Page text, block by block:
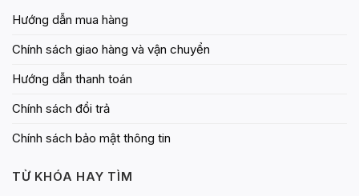
Hướng dẫn mua hàng
Chính sách giao hàng và vận chuyển
Hướng dẫn thanh toán
Chính sách đổi trả
Chính sách bảo mật thông tin
TỪ KHÓA HAY TÌM